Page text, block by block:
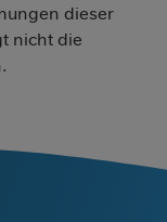
dieser
nicht die